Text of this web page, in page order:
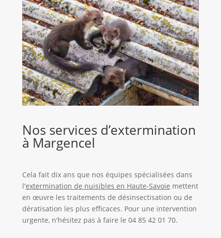
Nos services d’extermination
à Margencel
Cela fait dix ans que nos équipes spécialisées dans
l'extermination de nuisibles en Haute-Savoie mettent
en œuvre les traitements de désinsectisation ou de
dératisation les plus efficaces. Pour une intervention
urgente, n'hésitez pas à faire le 04 85 42 01 70.